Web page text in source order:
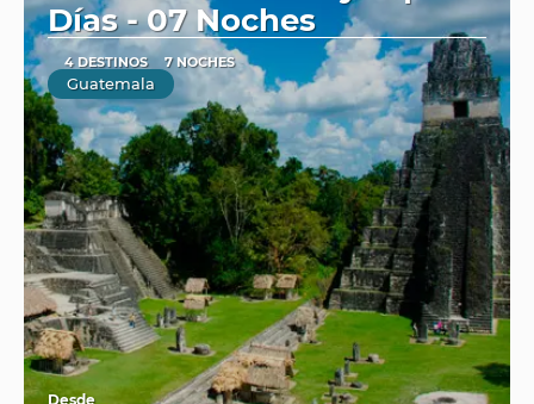
Días - 07 Noches
4 DESTINOS 7 NOCHES
Guatemala
Desde